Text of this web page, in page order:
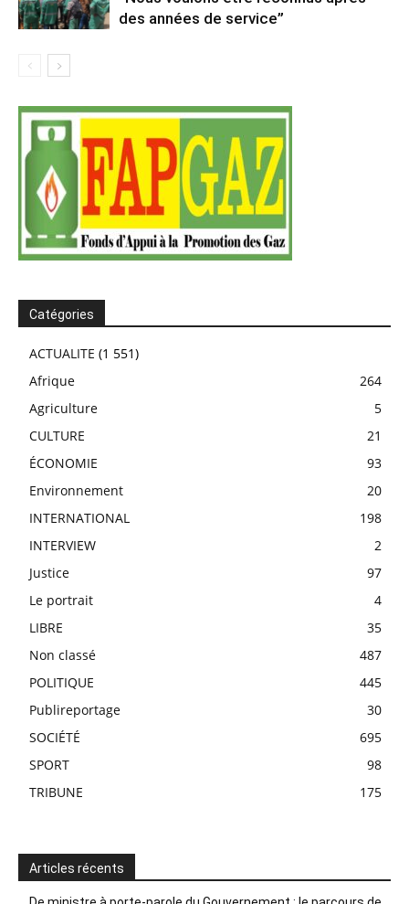
des années de service”
Catégories
ACTUALITE (1 551)
Afrique
264
Agriculture
5
CULTURE
21
ÉCONOMIE
93
Environnement
20
INTERNATIONAL
198
INTERVIEW
2
Justice
97
Le portrait
4
LIBRE
35
Non classé
487
POLITIQUE
445
Publireportage
30
SOCIÉTÉ
695
SPORT
98
TRIBUNE
175
Articles récents